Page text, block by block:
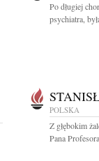
Po długiej
psychiatra,
POLSKA
Z głębokim
Pana